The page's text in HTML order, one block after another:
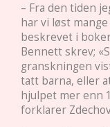
– Fra den tiden
har vi løst
beskrevet i
Bennett skrev;
granskningen
tatt barna, eller
hjulpet mer enn
forklarer